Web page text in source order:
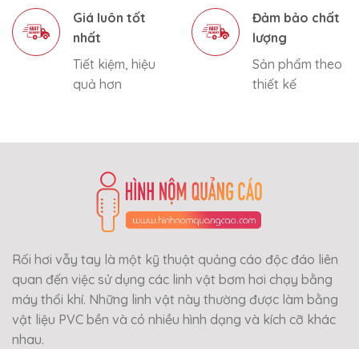
Giá luôn tốt
nhất
Tiết kiệm, hiệu
quả hơn
Đảm bảo chất
lượng
Sản phẩm theo
thiết kế
Rối hơi vẫy tay là một kỹ thuật quảng cáo độc đáo liên
quan đến việc sử dụng các linh vật bơm hơi chạy bằng
máy thổi khí. Những linh vật này thường được làm bằng
vật liệu PVC bền và có nhiều hình dạng và kích cỡ khác
nhau.